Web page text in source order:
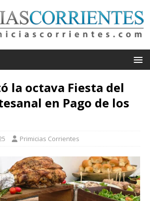
la octava Fiesta del
en Pago de los
Primicias Corrientes